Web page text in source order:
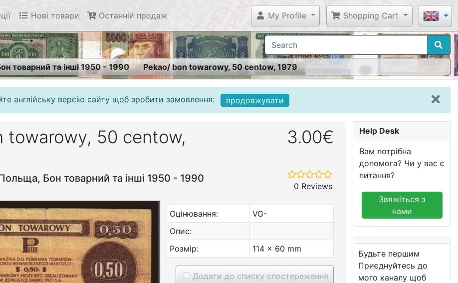
Нові товари Останній продаж My Profile Shopping Cart
товарний та інші 1950 - 1990 Pekao/ bon towarowy, 50 centow, 1979
англійську версію сайту щоб зробити замовлення: продовжувати
towarowy, 50 centow,
Бон товарний та інші 1950 - 1990
3.00€
0 Reviews
Оцінювання:
VG-
Опис:
Розмір:
114 x 60 mm
Додати до списку спостереження
Help Desk
Вам потрібна
допомога? Чи у вас є
питання?
Звяжіться з
нами
Будьте першим
Приєднуйтесь до
мого каналу щоб